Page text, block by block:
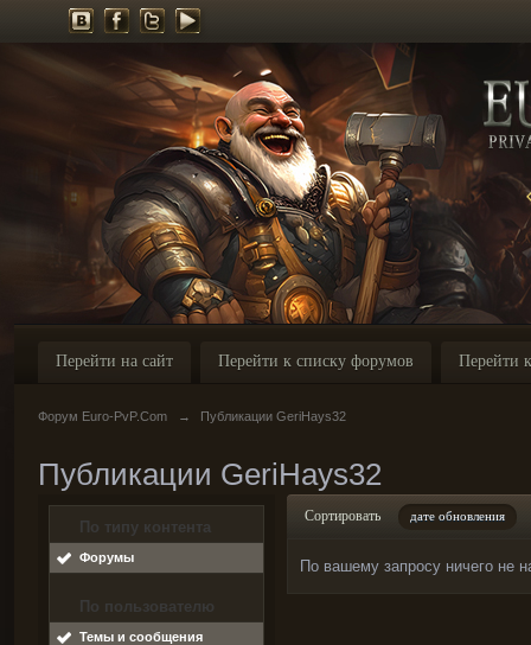
Перейти на сайт Перейти к списку форумов Перейти
Форум Euro-PvP.Com → Публикации GeriHays32
Публикации GeriHays32
По типу контента
Форумы
По пользователю
Темы и сообщения
Сортировать дате обновления
По вашему запросу ничего не